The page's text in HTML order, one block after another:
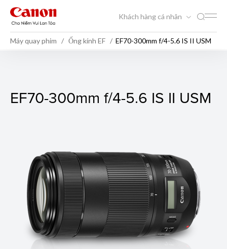
Khách hàng cá nhân
Máy quay phim Ống kính EF EF70-300mm f/4-5.6 IS II USM
EF70-300mm f/4-5.6 IS II
EF70-300mm f/4-5.6 IS II USM